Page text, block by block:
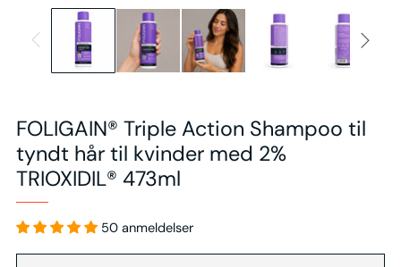
FOLIGAIN® Triple Action Shampoo til
tyndt hår til kvinder med 2%
TRIOXIDIL® 473ml
50 anmeldelser